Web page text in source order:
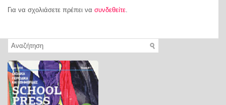
Για να σχολιάσετε πρέπει να συνδεθείτε.